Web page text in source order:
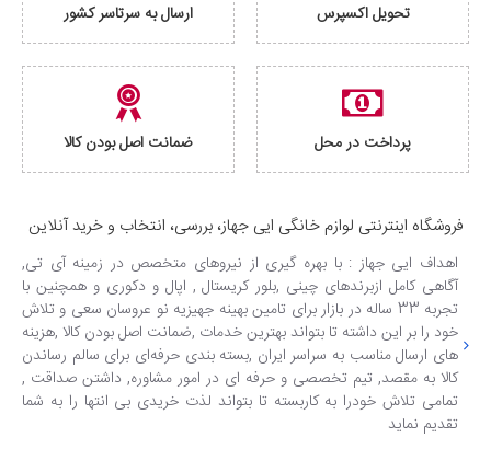
تحویل اکسپرس ارسال به سرتاسر کشور
پرداخت در محل ضمانت اصل بودن کالا
فروشگاه اینترنتی لوازم خانگی ایی جهاز، بررسی، انتخاب و خرید آنلاین
اهداف ایی جهاز : با بهره گیری از نیروهای متخصص در زمینه آی تی,
آگاهی کامل ازبرندهای چینی ,بلور کریستال , اپال و دکوری و همچنین با
تجربه 33 ساله در بازار برای تامین بهینه جهیزیه نو عروسان سعی و تلاش
خود را بر این داشته تا بتواند بهترین خدمات ,ضمانت اصل بودن کالا ,هزینه
های ارسال مناسب به سراسر ایران ,بسته بندی حرفه‌ای برای سالم رساندن
کالا به مقصد, تیم تخصصی و حرفه ای در امور مشاوره, داشتن صداقت ,
تمامی تلاش خودرا به کاربسته تا بتواند لذت خریدی بی انتها را به شما
تقدیم نماید